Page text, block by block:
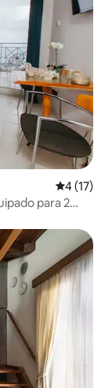
4 de uma
4 (17)
para 2